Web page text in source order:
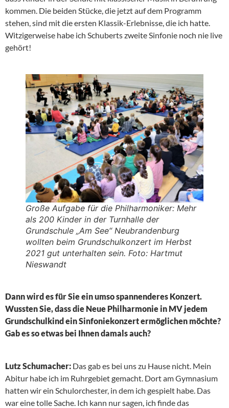
kommen. Die beiden Stücke, die jetzt auf dem Programm
stehen, sind mit die ersten Klassik-Erlebnisse, die ich hatte.
Witzigerweise habe ich Schuberts zweite Sinfonie noch nie live
gehört!
Große Aufgabe für die Philharmoniker: Mehr
als 200 Kinder in der Turnhalle der
Grundschule „Am See“ Neubrandenburg
wollten beim Grundschulkonzert im Herbst
2021 gut unterhalten sein. Foto: Hartmut
Nieswandt
Dann wird es für Sie ein umso spannenderes Konzert.
Wussten Sie, dass die Neue Philharmonie in MV jedem
Grundschulkind ein Sinfoniekonzert ermöglichen möchte?
Gab es so etwas bei Ihnen damals auch?
Lutz Schumacher: Das gab es bei uns zu Hause nicht. Mein
Abitur habe ich im Ruhrgebiet gemacht. Dort am Gymnasium
hatten wir ein Schulorchester, in dem ich gespielt habe. Das
war eine tolle Sache. Ich kann nur sagen, ich finde das